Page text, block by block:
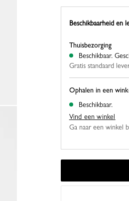
Beschikbaarheid en
Ophalen in een
Beschikbaar.
Vind een winkel
Ga naar een winkel
Thuisbezorging
Beschikbaar.
Gratis standaard